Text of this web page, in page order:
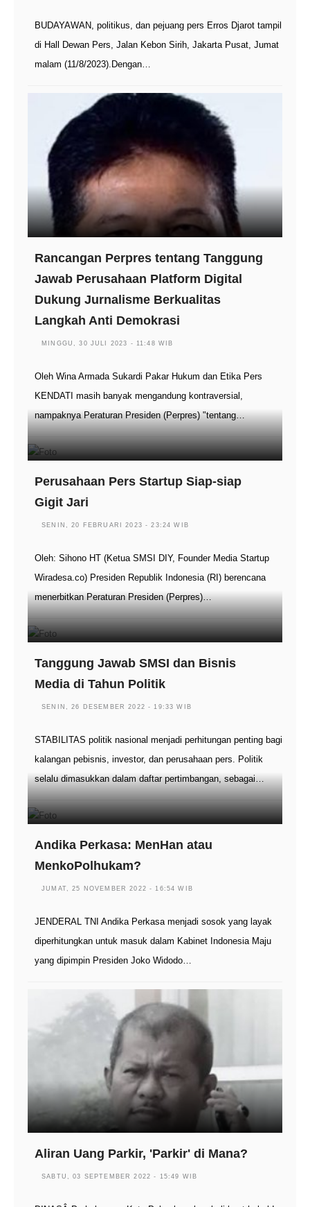
BUDAYAWAN, politikus, dan pejuang pers Erros Djarot tampil
di Hall Dewan Pers, Jalan Kebon Sirih, Jakarta Pusat, Jumat
malam (11/8/2023).Dengan…
Rancangan Perpres tentang Tanggung
Jawab Perusahaan Platform Digital
Dukung Jurnalisme Berkualitas
Langkah Anti Demokrasi
MINGGU, 30 JULI 2023 - 11:48 WIB
Oleh Wina Armada Sukardi Pakar Hukum dan Etika Pers
KENDATI masih banyak mengandung kontraversial,
nampaknya Peraturan Presiden (Perpres) "tentang…
Perusahaan Pers Startup Siap-siap
Gigit Jari
SENIN, 20 FEBRUARI 2023 - 23:24 WIB
Oleh: Sihono HT (Ketua SMSI DIY, Founder Media Startup
Wiradesa.co) Presiden Republik Indonesia (RI) berencana
menerbitkan Peraturan Presiden (Perpres)…
Tanggung Jawab SMSI dan Bisnis
Media di Tahun Politik
SENIN, 26 DESEMBER 2022 - 19:33 WIB
STABILITAS politik nasional menjadi perhitungan penting bagi
kalangan pebisnis, investor, dan perusahaan pers. Politik
selalu dimasukkan dalam daftar pertimbangan, sebagai…
Andika Perkasa: MenHan atau
MenkoPolhukam?
JUMAT, 25 NOVEMBER 2022 - 16:54 WIB
JENDERAL TNI Andika Perkasa menjadi sosok yang layak
diperhitungkan untuk masuk dalam Kabinet Indonesia Maju
yang dipimpin Presiden Joko Widodo…
Aliran Uang Parkir, 'Parkir' di Mana?
SABTU, 03 SEPTEMBER 2022 - 15:49 WIB